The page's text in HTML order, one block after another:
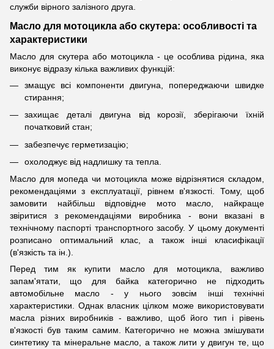
служби вірного залізного друга.
Масло для мотоцикла або скутера: особливості та
характеристики
Масло для скутера або мотоцикла - це особлива рідина, яка
виконує відразу кілька важливих функцій:
змащує всі компоненти двигуна, попереджаючи швидке
стирання;
захищає деталі двигуна від корозії, зберігаючи їхній
початковий стан;
забезпечує герметизацію;
охолоджує від надлишку та тепла.
Масло для мопеда чи мотоцикла може відрізнятися складом,
рекомендаціями з експлуатації, рівнем в'язкості. Тому, щоб
замовити найбільш відповідне мото масло, найкраще
звіритися з рекомендаціями виробника - вони вказані в
технічному паспорті транспортного засобу. У цьому документі
розписано оптимальний клас, а також інші класифікації
(в'язкість та ін.).
Перед тим як купити масло для мотоцикла, важливо
запам'ятати, що для байка категорично не підходить
автомобільне масло - у нього зовсім інші технічні
характеристики. Однак власник цілком може використовувати
масла різних виробників - важливо, щоб його тип і рівень
в'язкості був таким самим. Категорично не можна змішувати
синтетику та мінеральне масло, а також лити у двигун те, що